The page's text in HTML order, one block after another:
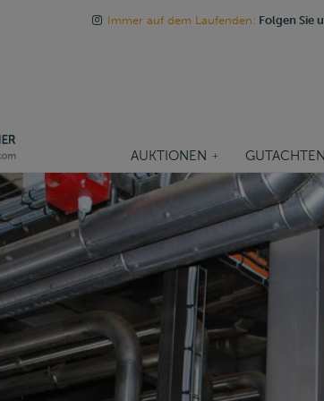
Immer auf dem Laufenden: Folgen Sie
AUKTIONEN GUTACHTEN